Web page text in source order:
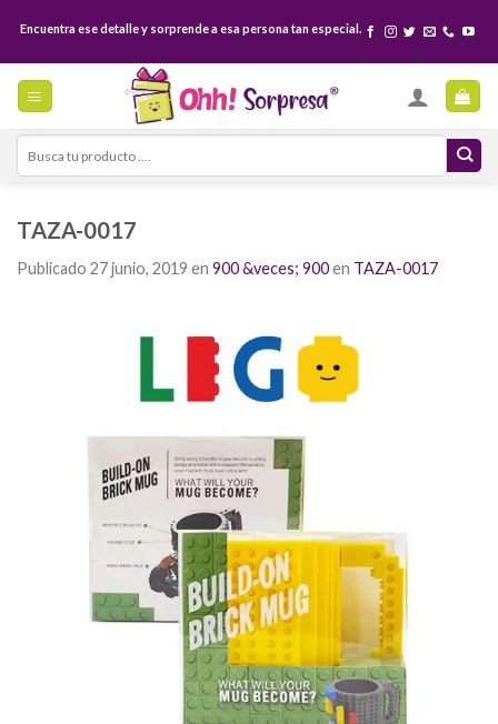
content
Encuentra ese detalle y sorprende a esa persona tan especial.
Search
for:
TAZA-0017
Publicado 27 junio, 2019 en 900 &veces; 900en TAZA-0017